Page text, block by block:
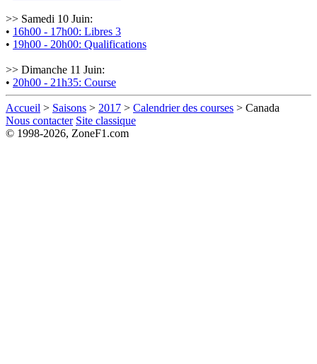
>> Samedi 10 Juin:
• 16h00 - 17h00: Libres 3
• 19h00 - 20h00: Qualifications
>> Dimanche 11 Juin:
• 20h00 - 21h35: Course
Accueil > Saisons > 2017 > Calendrier des courses > Canada
Nous contacter Site classique
© 1998-2026, ZoneF1.com